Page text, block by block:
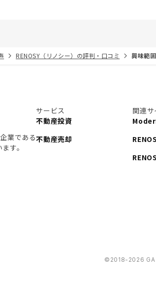
RENOSY（リノシー）の評判・口コミ 興味範
業である
す。
サービス
不動産投資
不動産売却
関連サ
©︎2018-2026